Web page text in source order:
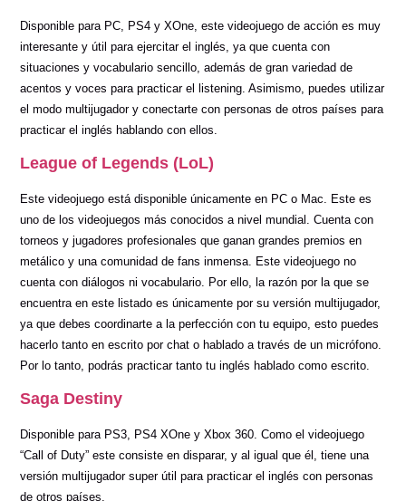
Disponible para PC, PS4 y XOne, este videojuego de acción es muy
interesante y útil para ejercitar el inglés, ya que cuenta con
situaciones y vocabulario sencillo, además de gran variedad de
acentos y voces para practicar el listening. Asimismo, puedes utilizar
el modo multijugador y conectarte con personas de otros países para
practicar el inglés hablando con ellos.
League of Legends (LoL)
Este videojuego está disponible únicamente en PC o Mac. Este es
uno de los videojuegos más conocidos a nivel mundial. Cuenta con
torneos y jugadores profesionales que ganan grandes premios en
metálico y una comunidad de fans inmensa. Este videojuego no
cuenta con diálogos ni vocabulario. Por ello, la razón por la que se
encuentra en este listado es únicamente por su versión multijugador,
ya que debes coordinarte a la perfección con tu equipo, esto puedes
hacerlo tanto en escrito por chat o hablado a través de un micrófono.
Por lo tanto, podrás practicar tanto tu inglés hablado como escrito.
Saga Destiny
Disponible para PS3, PS4 XOne y Xbox 360. Como el videojuego
“Call of Duty” este consiste en disparar, y al igual que él, tiene una
versión multijugador super útil para practicar el inglés con personas
de otros países.